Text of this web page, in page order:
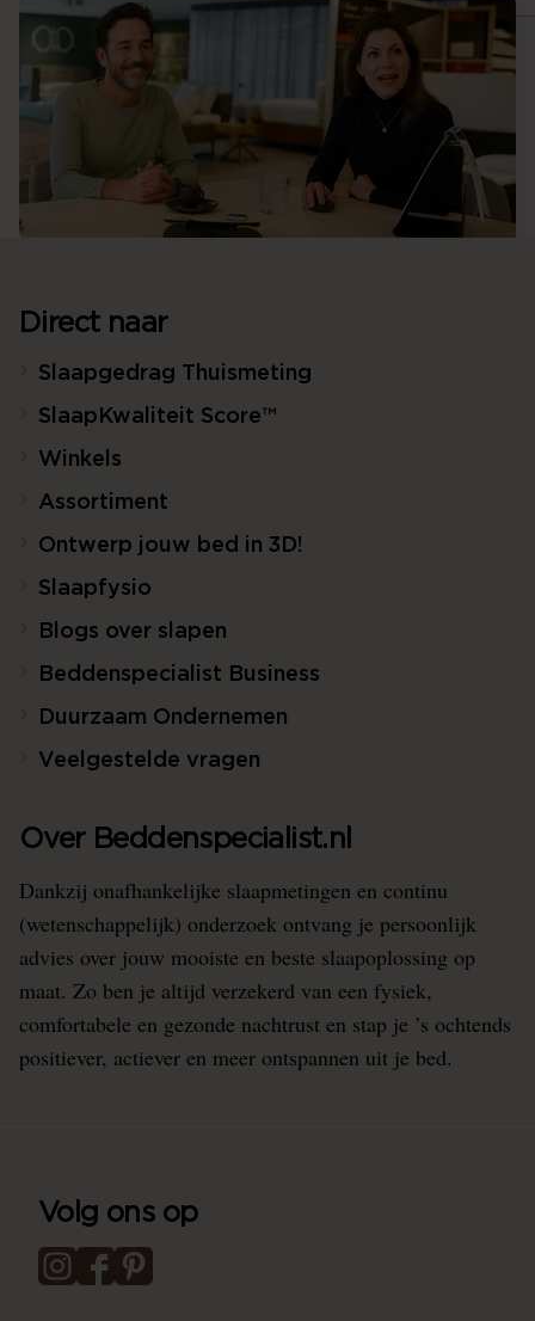
Direct naar
Slaapgedrag Thuismeting
SlaapKwaliteit Score™
Winkels
Assortiment
Ontwerp jouw bed in 3D!
Slaapfysio
Blogs over slapen
Beddenspecialist Business
Duurzaam Ondernemen
Veelgestelde vragen
Over Beddenspecialist.nl
Dankzij onafhankelijke slaapmetingen en continu
(wetenschappelijk) onderzoek ontvang je persoonlijk
advies over jouw mooiste en beste slaapoplossing op
maat. Zo ben je altijd verzekerd van een fysiek,
comfortabele en gezonde nachtrust en stap je ’s ochtends
positiever, actiever en meer ontspannen uit je bed.
Volg ons op